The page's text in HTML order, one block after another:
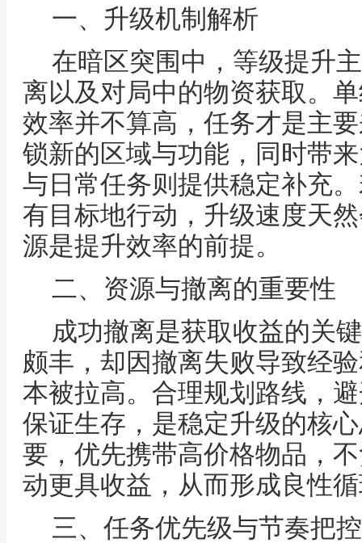
一、升级机制解析
在暗区突围中，等级提升
离以及对局中的物资获取。
效率并不算高，任务才是主
锁新的区域与功能，同时带
与日常任务则提供稳定补充
有目标地行动，升级速度天
源是提升效率的前提。
二、资源与撤离的重要性
成功撤离是获取收益的关
颇丰，却因撤离失败导致经
本被拉高。合理规划路线，
保证生存，是稳定升级的核
要，优先携带高价格物品，
动更具收益，从而形成良性
三、任务优先级与节奏把控